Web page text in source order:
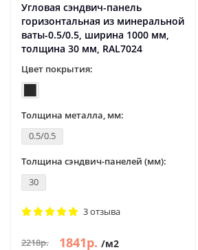
Угловая сэндвич-панель
горизонтальная из минеральной
ваты-0.5/0.5, ширина 1000 мм,
толщина 30 мм, RAL7024
Цвет покрытия:
Толщина металла, мм:
0.5/0.5
Толщина сэндвич-панелей (мм):
30
3 отзыва
2218р. 1841р. /м2